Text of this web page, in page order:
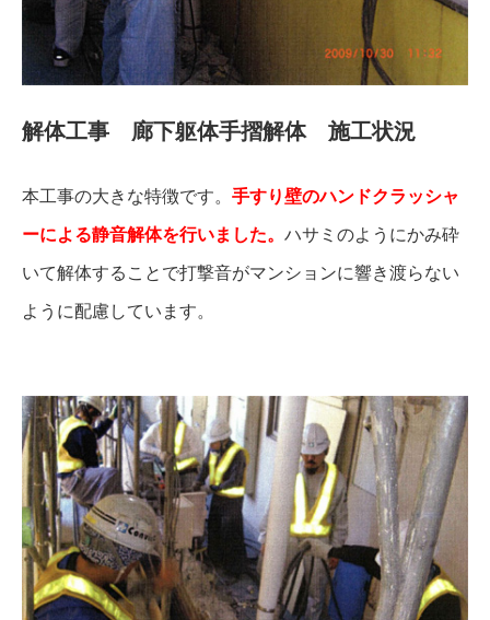
解体工事 廊下躯体手摺解体 施工状況
本工事の大きな特徴です。 手すり壁のハンドクラッシャ
ーによる静音解体を行いました。 ハサミのようにかみ砕
いて解体することで打撃音がマンションに響き渡らない
ように配慮しています。